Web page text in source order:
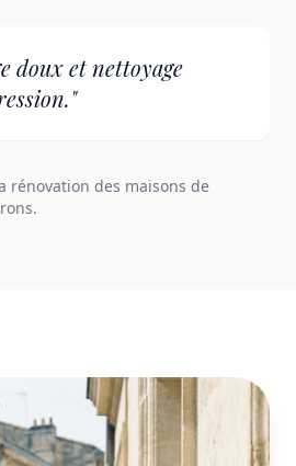
doux et nettoyage
rénovation des maisons de